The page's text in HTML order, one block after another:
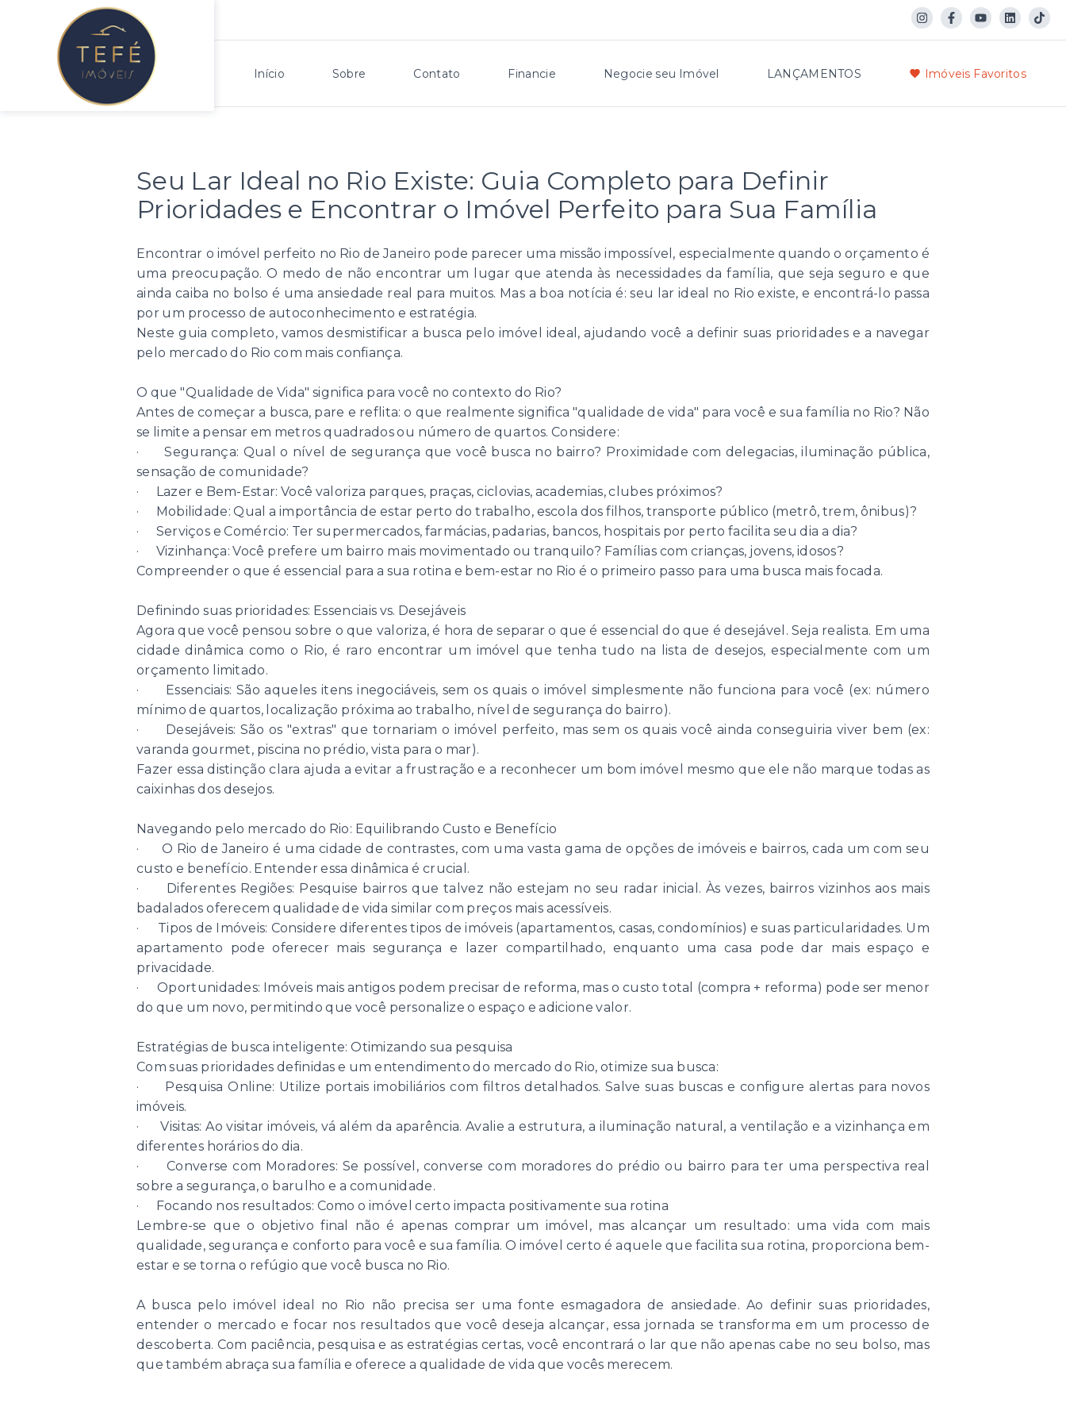
Início Sobre Contato Financie Negocie seu Imóvel LANÇAMENTOS Imóveis Favoritos
Seu Lar Ideal no Rio Existe: Guia Completo para Definir
Prioridades e Encontrar o Imóvel Perfeito para Sua Família
Encontrar o imóvel perfeito no Rio de Janeiro pode parecer uma missão impossível, especialmente quando o orçamento é
uma preocupação. O medo de não encontrar um lugar que atenda às necessidades da família, que seja seguro e que
ainda caiba no bolso é uma ansiedade real para muitos. Mas a boa notícia é: seu lar ideal no Rio existe, e encontrá-lo passa
por um processo de autoconhecimento e estratégia.
Neste guia completo, vamos desmistificar a busca pelo imóvel ideal, ajudando você a definir suas prioridades e a navegar
pelo mercado do Rio com mais confiança.
O que "Qualidade de Vida" significa para você no contexto do Rio?
Antes de começar a busca, pare e reflita: o que realmente significa "qualidade de vida" para você e sua família no Rio? Não
se limite a pensar em metros quadrados ou número de quartos. Considere:
· Segurança: Qual o nível de segurança que você busca no bairro? Proximidade com delegacias, iluminação pública,
sensação de comunidade?
· Lazer e Bem-Estar: Você valoriza parques, praças, ciclovias, academias, clubes próximos?
· Mobilidade: Qual a importância de estar perto do trabalho, escola dos filhos, transporte público (metrô, trem, ônibus)?
· Serviços e Comércio: Ter supermercados, farmácias, padarias, bancos, hospitais por perto facilita seu dia a dia?
· Vizinhança: Você prefere um bairro mais movimentado ou tranquilo? Famílias com crianças, jovens, idosos?
Compreender o que é essencial para a sua rotina e bem-estar no Rio é o primeiro passo para uma busca mais focada.
Definindo suas prioridades: Essenciais vs. Desejáveis
Agora que você pensou sobre o que valoriza, é hora de separar o que é essencial do que é desejável. Seja realista. Em uma
cidade dinâmica como o Rio, é raro encontrar um imóvel que tenha tudo na lista de desejos, especialmente com um
orçamento limitado.
· Essenciais: São aqueles itens inegociáveis, sem os quais o imóvel simplesmente não funciona para você (ex: número
mínimo de quartos, localização próxima ao trabalho, nível de segurança do bairro).
· Desejáveis: São os "extras" que tornariam o imóvel perfeito, mas sem os quais você ainda conseguiria viver bem (ex:
varanda gourmet, piscina no prédio, vista para o mar).
Fazer essa distinção clara ajuda a evitar a frustração e a reconhecer um bom imóvel mesmo que ele não marque todas as
caixinhas dos desejos.
Navegando pelo mercado do Rio: Equilibrando Custo e Benefício
· O Rio de Janeiro é uma cidade de contrastes, com uma vasta gama de opções de imóveis e bairros, cada um com seu
custo e benefício. Entender essa dinâmica é crucial.
· Diferentes Regiões: Pesquise bairros que talvez não estejam no seu radar inicial. Às vezes, bairros vizinhos aos mais
badalados oferecem qualidade de vida similar com preços mais acessíveis.
· Tipos de Imóveis: Considere diferentes tipos de imóveis (apartamentos, casas, condomínios) e suas particularidades. Um
apartamento pode oferecer mais segurança e lazer compartilhado, enquanto uma casa pode dar mais espaço e
privacidade.
· Oportunidades: Imóveis mais antigos podem precisar de reforma, mas o custo total (compra + reforma) pode ser menor
do que um novo, permitindo que você personalize o espaço e adicione valor.
Estratégias de busca inteligente: Otimizando sua pesquisa
Com suas prioridades definidas e um entendimento do mercado do Rio, otimize sua busca:
· Pesquisa Online: Utilize portais imobiliários com filtros detalhados. Salve suas buscas e configure alertas para novos
imóveis.
· Visitas: Ao visitar imóveis, vá além da aparência. Avalie a estrutura, a iluminação natural, a ventilação e a vizinhança em
diferentes horários do dia.
· Converse com Moradores: Se possível, converse com moradores do prédio ou bairro para ter uma perspectiva real
sobre a segurança, o barulho e a comunidade.
· Focando nos resultados: Como o imóvel certo impacta positivamente sua rotina
Lembre-se que o objetivo final não é apenas comprar um imóvel, mas alcançar um resultado: uma vida com mais
qualidade, segurança e conforto para você e sua família. O imóvel certo é aquele que facilita sua rotina, proporciona bem-
estar e se torna o refúgio que você busca no Rio.
A busca pelo imóvel ideal no Rio não precisa ser uma fonte esmagadora de ansiedade. Ao definir suas prioridades,
entender o mercado e focar nos resultados que você deseja alcançar, essa jornada se transforma em um processo de
descoberta. Com paciência, pesquisa e as estratégias certas, você encontrará o lar que não apenas cabe no seu bolso, mas
que também abraça sua família e oferece a qualidade de vida que vocês merecem.